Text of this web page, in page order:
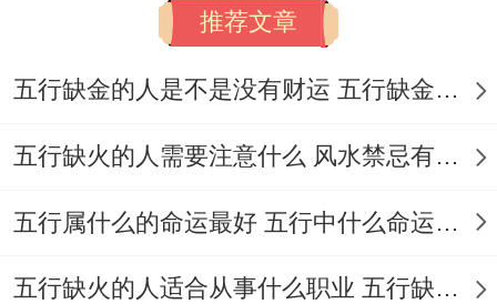
吉时:申时（下午15点至17点、建议在此区
农历:丙午水年十月大 十六日
【宜】出行、纳财、开市、交易、立券、动
土、移徙、入宅、裁衣、会亲友、拆卸、进
推荐文章
五行缺金的人是不是没有财运 五行缺金的人命运好不好
五行缺火的人需要注意什么 风水禁忌有哪些
五行属什么的命运最好 五行中什么命运势旺盛
五行缺火的人适合从事什么职业 五行缺火的人适合从事的职业有哪些